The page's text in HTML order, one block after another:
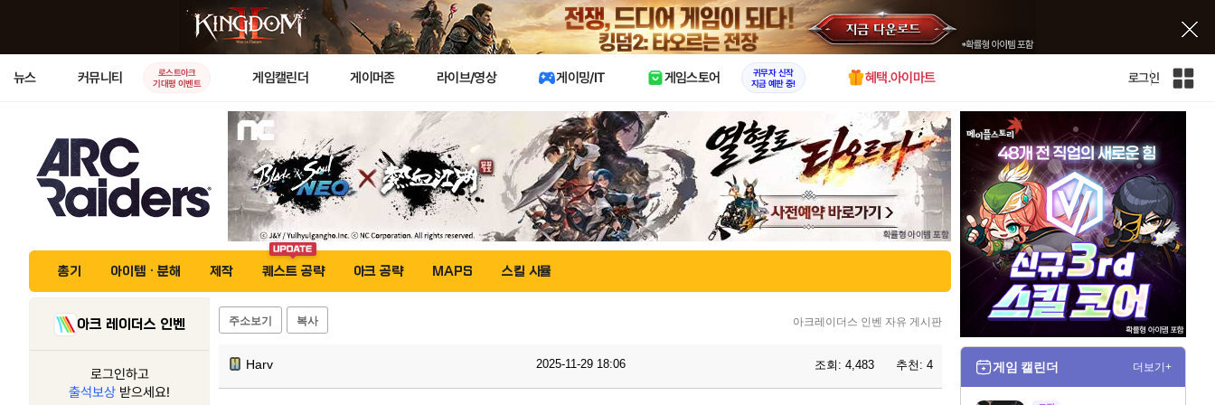
X
뉴스 커뮤니티
로스트아크
기대평 이벤트
게임캘린더 게이머존 라이브/영상 게이밍/IT 게임스토어
귀무자 신작
지금 예판 중!
혜택.아이마트 로그인
인
총기 아이템 · 분해 제작 퀘스트 공략 아크 공략 MAPS 스킬 시뮬
아크 레이더스 인벤
로그인하고
출석보상 받으세요!
주소보기 복사 아크레이더스 인벤 자유 게시판
Harv 2025-11-29 18:06 조회: 4,483 추천: 4 게임 캘린더 더보기+